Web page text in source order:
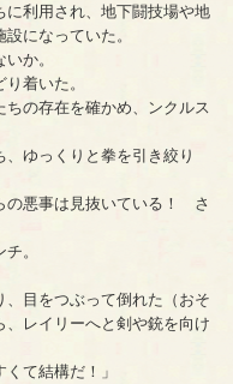
利用され、地下闘技場や地
になっていた。
か。
着いた。
の存在を確かめ、ンクルス
ゆっくりと拳を引き絞り
の悪事は見抜いている！ さ
。
目をつぶって倒れた（おそ
、レイリーへと剣や銃を向け
て結構だ！」